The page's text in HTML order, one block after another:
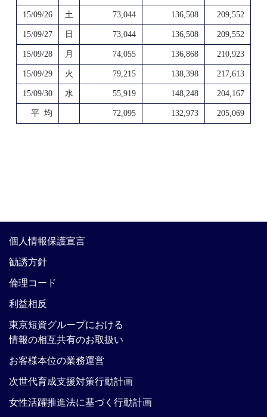
15/09/26 土 73,044 136,508 209,552
15/09/27 日 73,044 136,508 209,552
15/09/28 月 74,055 136,868 210,923
15/09/29 火 79,215 138,398 217,613
15/09/30 水 55,919 148,248 204,167
平 均 72,095 132,973 205,069
個人情報保護宣言
勧誘方針
倫理コード
利益相反
東京短資グループにおける
情報の相互共有のお取扱い
お客様本位の業務運営
次世代育成支援対策行動計画
女性活躍推進法に基づく行動計画